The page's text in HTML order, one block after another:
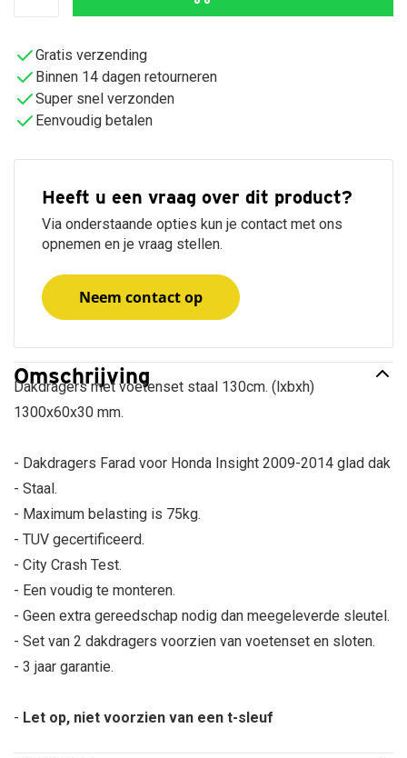
Gratis verzending
Binnen 14 dagen retourneren
Super snel verzonden
Eenvoudig betalen
Heeft u een vraag over dit product?
Via onderstaande opties kun je contact met ons
opnemen en je vraag stellen.
Neem contact op
Omschrijving
Dakdragers met voetenset staal 130cm. (lxbxh)
1300x60x30 mm.
- Dakdragers Farad voor Honda Insight 2009-2014 glad dak
- Staal.
- Maximum belasting is 75kg.
- TUV gecertificeerd.
- City Crash Test.
- Een voudig te monteren.
- Geen extra gereedschap nodig dan meegeleverde sleutel.
- Set van 2 dakdragers voorzien van voetenset en sloten.
- 3 jaar garantie.
- Let op, niet voorzien van een t-sleuf